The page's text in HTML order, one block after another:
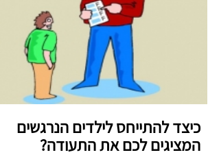
כיצד להתייחס לילדים הנרגשים
המציגים לכם את התעודה?